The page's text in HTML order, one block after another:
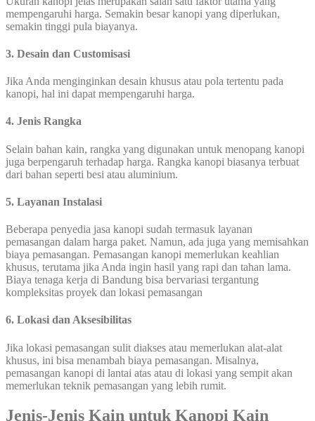
mempengaruhi harga. Semakin besar kanopi yang diperlukan,
semakin tinggi pula biayanya.
3. Desain dan Customisasi
Jika Anda menginginkan desain khusus atau pola tertentu pada
kanopi, hal ini dapat mempengaruhi harga.
4. Jenis Rangka
Selain bahan kain, rangka yang digunakan untuk menopang kanopi
juga berpengaruh terhadap harga. Rangka kanopi biasanya terbuat
dari bahan seperti besi atau aluminium.
5. Layanan Instalasi
Beberapa penyedia jasa kanopi sudah termasuk layanan
pemasangan dalam harga paket. Namun, ada juga yang memisahkan
biaya pemasangan. Pemasangan kanopi memerlukan keahlian
khusus, terutama jika Anda ingin hasil yang rapi dan tahan lama.
Biaya tenaga kerja di Bandung bisa bervariasi tergantung
kompleksitas proyek dan lokasi pemasangan
6. Lokasi dan Aksesibilitas
Jika lokasi pemasangan sulit diakses atau memerlukan alat-alat
khusus, ini bisa menambah biaya pemasangan. Misalnya,
pemasangan kanopi di lantai atas atau di lokasi yang sempit akan
memerlukan teknik pemasangan yang lebih rumit.
Jenis-Jenis Kain untuk Kanopi Kain